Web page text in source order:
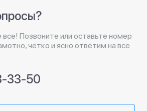
Позвоните или оставьте номер
четко и ясно ответим на все
33-50